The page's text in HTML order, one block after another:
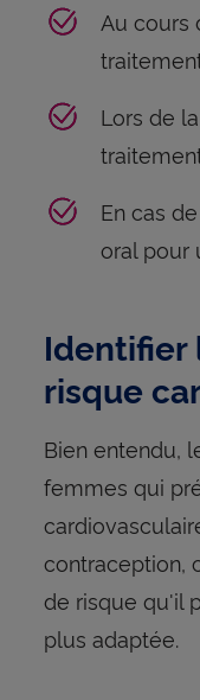
Au cours
Lors de
En cas
oral pour
Identifier
risque
Bien entendu,
femmes qui
contraception,
de risque qu'il
plus adaptée.